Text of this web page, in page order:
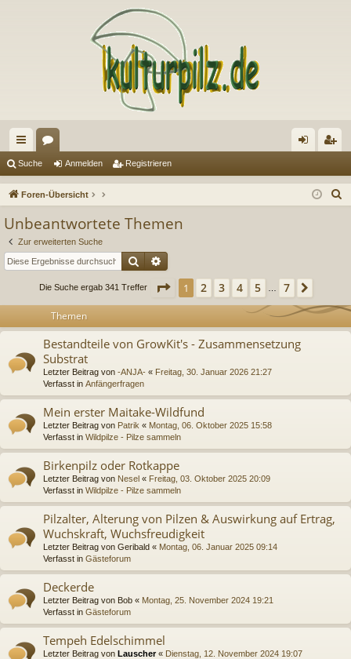
ch
ne
riff
en m ist
Suche Anmelden Registrieren
Foren-Übersicht
Unbeantwortete Themen
Zur erweiterten Suche
Suche
Die Suche ergab 341 Treffer Seite 1 von 7
1 2 3 4 5 7
Themen
Bestandteile von GrowKit's - Zusammensetzung
Substrat
Letzter Beitrag von -ANJA- « Freitag, 30. Januar 2026 21:27
Verfasst in Anfängerfragen
Mein erster Maitake-Wildfund
Letzter Beitrag von Patrik « Montag, 06. Oktober 2025 15:58
Verfasst in Wildpilze - Pilze sammeln
Birkenpilz oder Rotkappe
Letzter Beitrag von Nesel « Freitag, 03. Oktober 2025 20:09
Verfasst in Wildpilze - Pilze sammeln
Pilzalter, Alterung von Pilzen & Auswirkung auf Ertrag,
Wuchskraft, Wuchsfreudigkeit
Letzter Beitrag von Geribald « Montag, 06. Januar 2025 09:14
Verfasst in Gästeforum
Deckerde
Letzter Beitrag von Bob « Montag, 25. November 2024 19:21
Verfasst in Gästeforum
Tempeh Edelschimmel
Letzter Beitrag von Lauscher« Dienstag, 12. November 2024 19:07